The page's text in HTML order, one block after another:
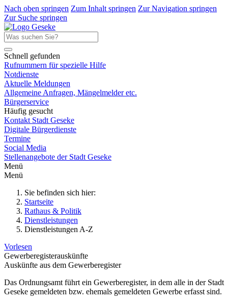
Nach oben springen Zum Inhalt springen Zur Navigation springen
Zur Suche springen
Schnell gefunden
Rufnummern für spezielle Hilfe
Notdienste
Aktuelle Meldungen
Allgemeine Anfragen, Mängelmelder etc.
Bürgerservice
Häufig gesucht
Kontakt Stadt Geseke
Digitale Bürgerdienste
Termine
Social Media
Stellenangebote der Stadt Geseke
Menü
Menü
Sie befinden sich hier:
Startseite
Rathaus & Politik
Dienstleistungen
Dienstleistungen A-Z
Vorlesen
Gewerberegisterauskünfte
Auskünfte aus dem Gewerberegister
Das Ordnungsamt führt ein Gewerberegister, in dem alle in der Stadt
Geseke gemeldeten bzw. ehemals gemeldeten Gewerbe erfasst sind.